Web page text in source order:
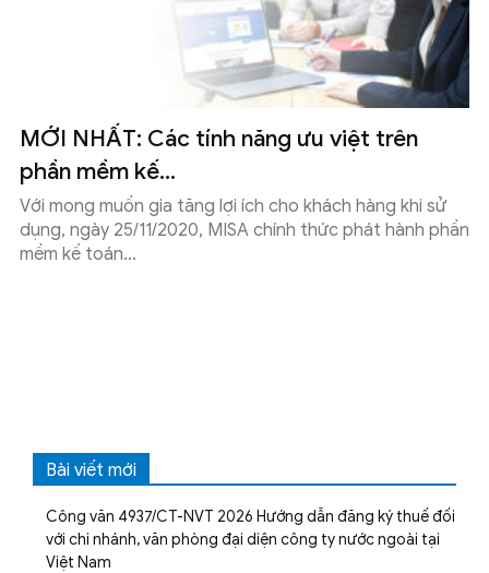
MỚI NHẤT: Các tính năng ưu việt trên
phần mềm kế...
Với mong muốn gia tăng lợi ích cho khách hàng khi sử
dụng, ngày 25/11/2020, MISA chính thức phát hành phần
mềm kế toán...
Bài viết mới
Công văn 4937/CT-NVT 2026 Hướng dẫn đăng ký thuế đối
với chi nhánh, văn phòng đại diện công ty nước ngoài tại
Việt Nam